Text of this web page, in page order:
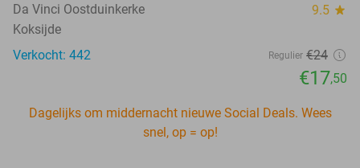
Da Vinci Oostduinkerke 9.5 star
Koksijde
Verkocht: 442
Regulier €24
€17,50
Dagelijks om middernacht nieuwe Social Deals. Wees
snel, op = op!